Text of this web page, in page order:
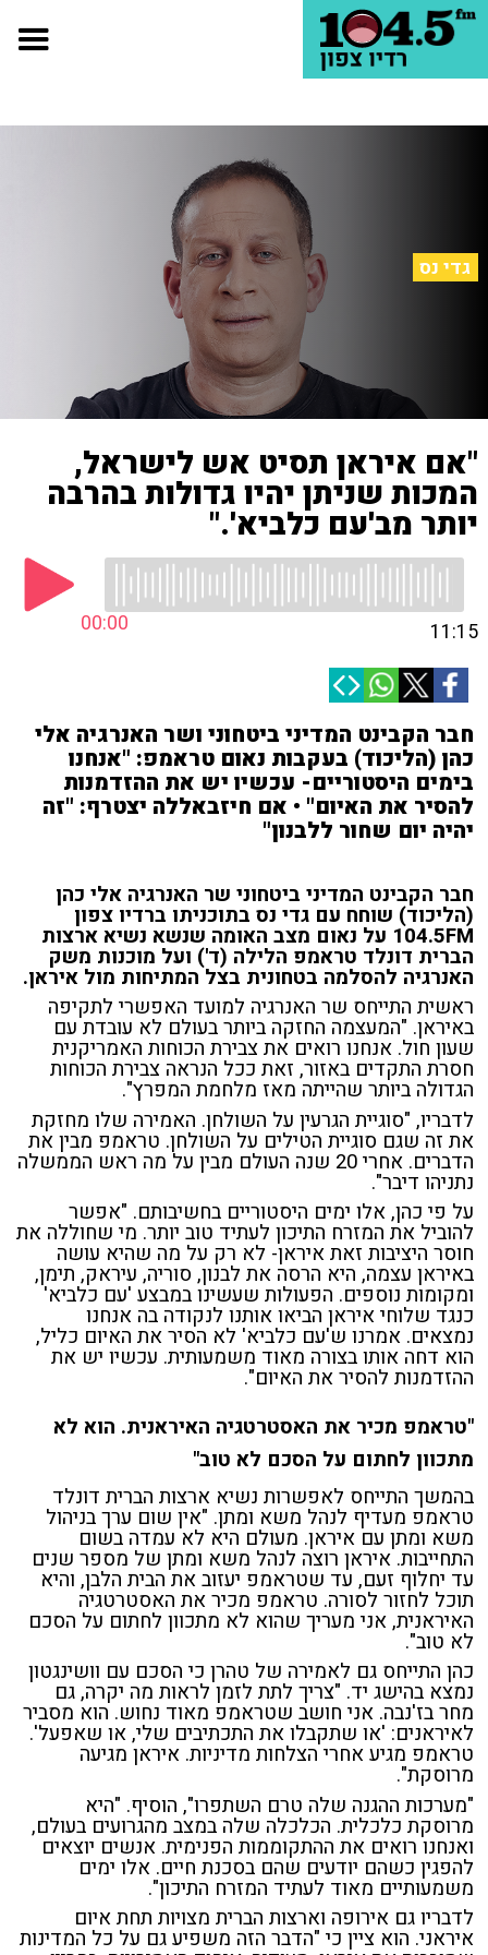
גדי נס
"אם איראן תסיט אש לישראל,
המכות שניתן יהיו גדולות בהרבה
יותר מב'עם כלביא'."
00:00 11:15
חבר הקבינט המדיני ביטחוני ושר האנרגיה אלי
כהן (הליכוד) בעקבות נאום טראמפ: "אנחנו
בימים היסטוריים- עכשיו יש את ההזדמנות
להסיר את האיום" • אם חיזבאללה יצטרף: "זה
יהיה יום שחור ללבנון"
חבר הקבינט המדיני ביטחוני שר האנרגיה אלי כהן
(הליכוד) שוחח עם גדי נס בתוכניתו ברדיו צפון
104.5FM על נאום מצב האומה שנשא נשיא ארצות
הברית דונלד טראמפ הלילה (ד') ועל מוכנות משק
האנרגיה להסלמה בטחונית בצל המתיחות מול איראן.
ראשית התייחס שר האנרגיה למועד האפשרי לתקיפה
באיראן. "המעצמה החזקה ביותר בעולם לא עובדת עם
שעון חול. אנחנו רואים את צבירת הכוחות האמריקנית
חסרת התקדים באזור, זאת ככל הנראה צבירת הכוחות
הגדולה ביותר שהייתה מאז מלחמת המפרץ".
לדבריו, "סוגיית הגרעין על השולחן. האמירה שלו מחזקת
את זה שגם סוגיית הטילים על השולחן. טראמפ מבין את
הדברים. אחרי 20 שנה העולם מבין על מה ראש הממשלה
נתניהו דיבר".
על פי כהן, אלו ימים היסטוריים בחשיבותם. "אפשר
להוביל את המזרח התיכון לעתיד טוב יותר. מי שחוללה את
חוסר היציבות זאת איראן- לא רק על מה שהיא עושה
באיראן עצמה, היא הרסה את לבנון, סוריה, עיראק, תימן,
ומקומות נוספים. הפעולות שעשינו במבצע 'עם כלביא'
כנגד שלוחי איראן הביאו אותנו לנקודה בה אנחנו
נמצאים. אמרנו ש'עם כלביא' לא הסיר את האיום כליל,
הוא דחה אותו בצורה מאוד משמעותית. עכשיו יש את
ההזדמנות להסיר את האיום".
"טראמפ מכיר את האסטרטגיה האיראנית. הוא לא
מתכוון לחתום על הסכם לא טוב"
בהמשך התייחס לאפשרות נשיא ארצות הברית דונלד
טראמפ מעדיף לנהל משא ומתן. "אין שום ערך בניהול
משא ומתן עם איראן. מעולם היא לא עמדה בשום
התחייבות. איראן רוצה לנהל משא ומתן של מספר שנים
עד יחלוף זעם, עד שטראמפ יעזוב את הבית הלבן, והיא
תוכל לחזור לסורה. טראמפ מכיר את האסטרטגיה
האיראנית, אני מעריך שהוא לא מתכוון לחתום על הסכם
לא טוב".
כהן התייחס גם לאמירה של טהרן כי הסכם עם וושינגטון
נמצא בהישג יד. "צריך לתת לזמן לראות מה יקרה, גם
מחר בז'נבה. אני חושב שטראמפ מאוד נחוש. הוא מסביר
לאיראנים: 'או שתקבלו את התכתיבים שלי, או שאפעל'.
טראמפ מגיע אחרי הצלחות מדיניות. איראן מגיעה
מרוסקת".
"מערכות ההגנה שלה טרם השתפרו", הוסיף. "היא
מרוסקת כלכלית. הכלכלה שלה במצב מהגרועים בעולם,
ואנחנו רואים את ההתקוממות הפנימית. אנשים יוצאים
להפגין כשהם יודעים שהם בסכנת חיים. אלו ימים
משמעותיים מאוד לעתיד המזרח התיכון".
לדבריו גם אירופה וארצות הברית מצויות תחת איום
איראני. הוא ציין כי "הדבר הזה משפיע גם על כל המדינות